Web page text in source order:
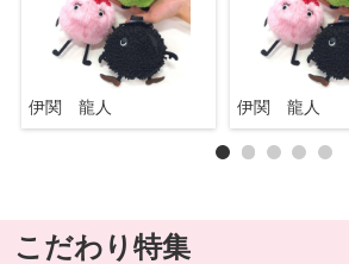
伊関 龍人 伊関 龍人
こだわり特集